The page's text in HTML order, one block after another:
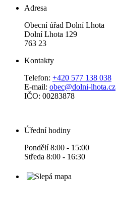
Adresa
Obecní úřad Dolní Lhota
Dolní Lhota 129
763 23
Kontakty
Telefon: +420 577 138 038
E-mail: obec@dolni-lhota.cz
IČO: 00283878
Úřední hodiny
Pondělí 8:00 - 15:00
Středa 8:00 - 16:30